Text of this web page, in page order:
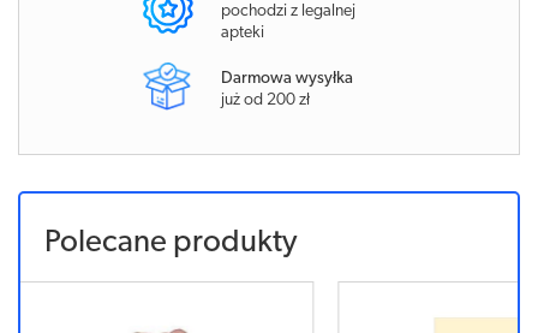
pochodzi z legalnej
apteki
Darmowa wysyłka
już od 200 zł
Polecane produkty